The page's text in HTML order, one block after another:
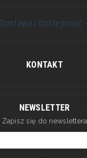
Dostawa i dostępność
KONTAKT
NEWSLETTER
Zapisz się do newslettera